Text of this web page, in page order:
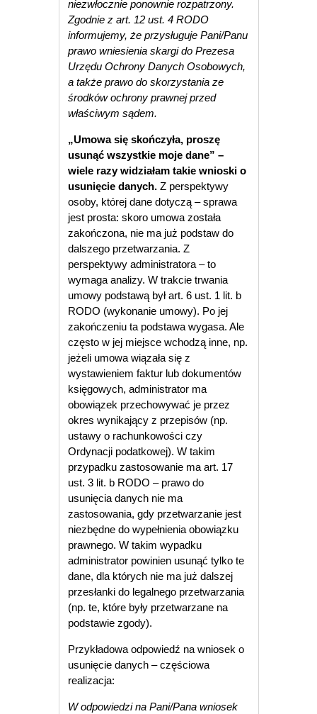
niezwłocznie ponownie rozpatrzony.
Zgodnie z art. 12 ust. 4 RODO
informujemy, że przysługuje Pani/Panu
prawo wniesienia skargi do Prezesa
Urzędu Ochrony Danych Osobowych,
a także prawo do skorzystania ze
środków ochrony prawnej przed
właściwym sądem.
„Umowa się skończyła, proszę
usunąć wszystkie moje dane” –
wiele razy widziałam takie wnioski o
usunięcie danych. Z perspektywy
osoby, której dane dotyczą – sprawa
jest prosta: skoro umowa została
zakończona, nie ma już podstaw do
dalszego przetwarzania. Z
perspektywy administratora – to
wymaga analizy. W trakcie trwania
umowy podstawą był art. 6 ust. 1 lit. b
RODO (wykonanie umowy). Po jej
zakończeniu ta podstawa wygasa. Ale
często w jej miejsce wchodzą inne, np.
jeżeli umowa wiązała się z
wystawieniem faktur lub dokumentów
księgowych, administrator ma
obowiązek przechowywać je przez
okres wynikający z przepisów (np.
ustawy o rachunkowości czy
Ordynacji podatkowej). W takim
przypadku zastosowanie ma art. 17
ust. 3 lit. b RODO – prawo do
usunięcia danych nie ma
zastosowania, gdy przetwarzanie jest
niezbędne do wypełnienia obowiązku
prawnego. W takim wypadku
administrator powinien usunąć tylko te
dane, dla których nie ma już dalszej
przesłanki do legalnego przetwarzania
(np. te, które były przetwarzane na
podstawie zgody).
Przykładowa odpowiedź na wniosek o
usunięcie danych – częściowa
realizacja:
W odpowiedzi na Pani/Pana wniosek